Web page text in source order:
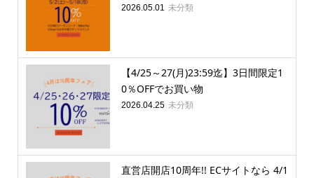
2026.05.01 未分類
【4/25～27(月)23:59迄】3日間限定1
0％OFFでお買い物
2026.04.25 未分類
直営店開店10周年!! ECサイトなら 4/1